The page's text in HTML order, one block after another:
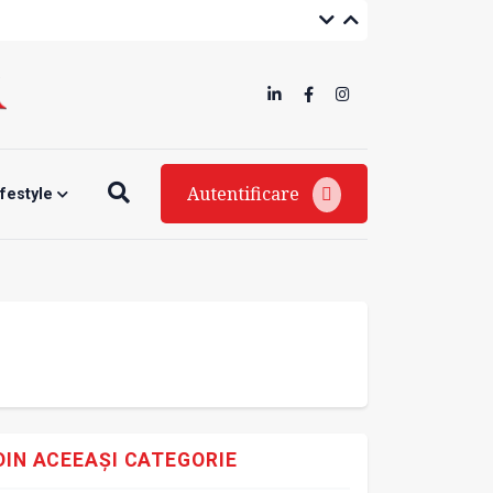
Autentificare
ACEEAȘI CATEGORIE